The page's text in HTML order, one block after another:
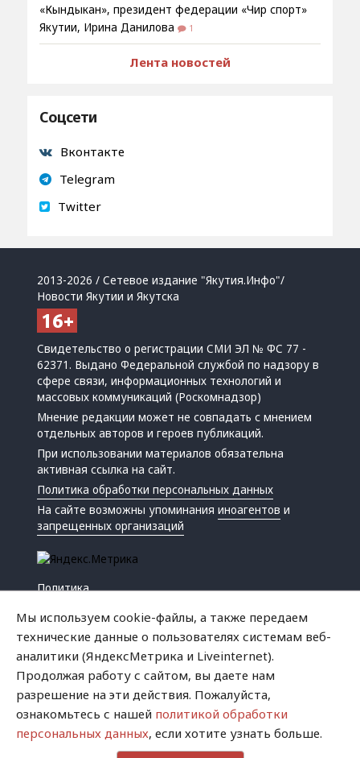
«Кындыкан», президент федерации «Чир спорт»
Якутии, Ирина Данилова
1
Лента новостей
Соцсети
Вконтакте
Telegram
Twitter
2013-2026 / Сетевое издание "Якутия.Инфо"/
Новости Якутии и Якутска
Свидетельство о регистрации СМИ ЭЛ № ФС 77 -
62371. Выдано Федеральной службой по надзору в
сфере связи, информационных технологий и
массовых коммуникаций (Роскомнадзор)
Мнение редакции может не совпадать с мнением
отдельных авторов и героев публикаций.
При использовании материалов обязательна
активная ссылка на сайт.
Политика обработки персональных данных
На сайте возможны упоминанияиноагентов и
запрещенных организаций
Политика
Криминал
Успех
Хватит это терпеть
Мы используем cookie-файлы, а также передаем
технические данные о пользователях системам веб-
аналитики (ЯндексМетрика и Liveinternet).
Продолжая работу с сайтом, вы даете нам
разрешение на эти действия. Пожалуйста,
ознакомьтесь с нашей политикой обработки
персональных данных, если хотите узнать больше.